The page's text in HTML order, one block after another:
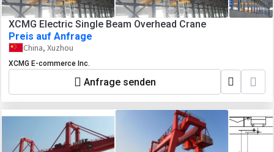
XCMG Electric Single Beam Overhead Crane
Preis auf Anfrage
China, Xuzhou
XCMG E-commerce Inc.
Anfrage senden